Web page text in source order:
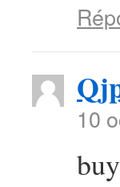
10